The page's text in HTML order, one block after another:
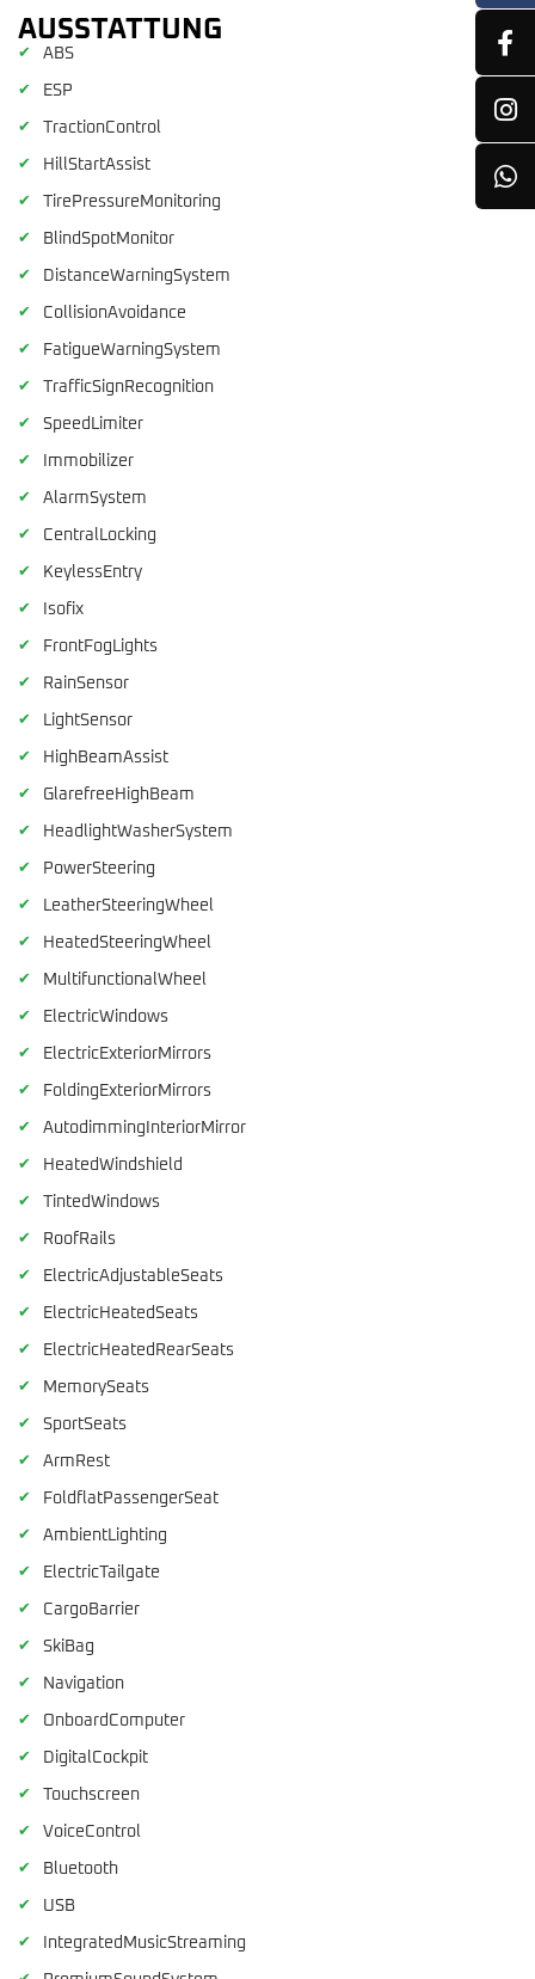
AUSSTATTUNG
✔ ABS
✔ ESP
✔ TractionControl
✔ HillStartAssist
✔ TirePressureMonitoring
✔ BlindSpotMonitor
✔ DistanceWarningSystem
✔ CollisionAvoidance
✔ FatigueWarningSystem
✔ TrafficSignRecognition
✔ SpeedLimiter
✔ Immobilizer
✔ AlarmSystem
✔ CentralLocking
✔ KeylessEntry
✔ Isofix
✔ FrontFogLights
✔ RainSensor
✔ LightSensor
✔ HighBeamAssist
✔ GlarefreeHighBeam
✔ HeadlightWasherSystem
✔ PowerSteering
✔ LeatherSteeringWheel
✔ HeatedSteeringWheel
✔ MultifunctionalWheel
✔ ElectricWindows
✔ ElectricExteriorMirrors
✔ FoldingExteriorMirrors
✔ AutodimmingInteriorMirror
✔ HeatedWindshield
✔ TintedWindows
✔ RoofRails
✔ ElectricAdjustableSeats
✔ ElectricHeatedSeats
✔ ElectricHeatedRearSeats
✔ MemorySeats
✔ SportSeats
✔ ArmRest
✔ FoldflatPassengerSeat
✔ AmbientLighting
✔ ElectricTailgate
✔ CargoBarrier
✔ SkiBag
✔ Navigation
✔ OnboardComputer
✔ DigitalCockpit
✔ Touchscreen
✔ VoiceControl
✔ Bluetooth
✔ USB
✔ IntegratedMusicStreaming